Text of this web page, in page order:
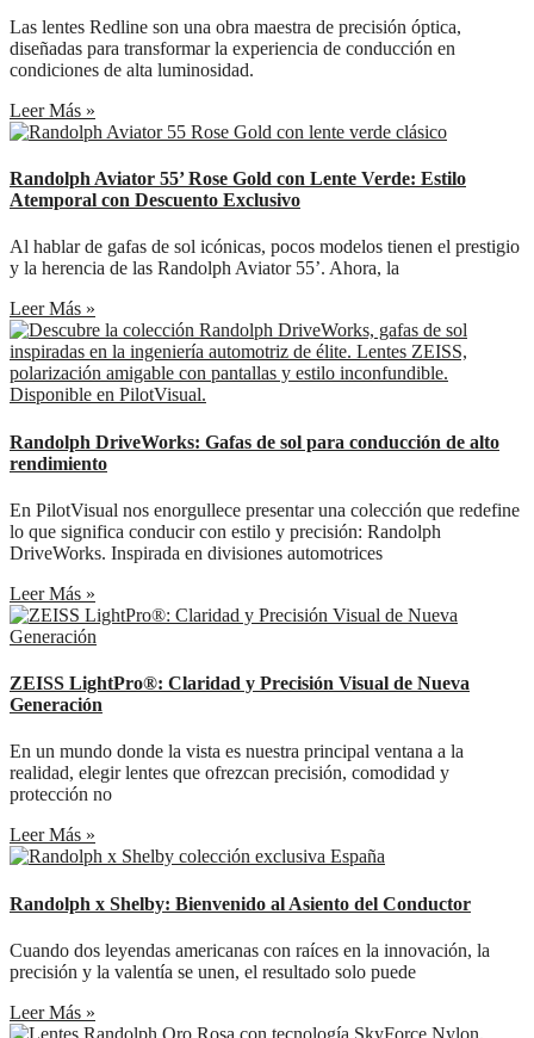
Las lentes Redline son una obra maestra de precisión óptica,
diseñadas para transformar la experiencia de conducción en
condiciones de alta luminosidad.
Leer Más »
Randolph Aviator 55’ Rose Gold con Lente Verde: Estilo
Atemporal con Descuento Exclusivo
Al hablar de gafas de sol icónicas, pocos modelos tienen el prestigio
y la herencia de las Randolph Aviator 55’. Ahora, la
Leer Más »
Randolph DriveWorks: Gafas de sol para conducción de alto
rendimiento
En PilotVisual nos enorgullece presentar una colección que redefine
lo que significa conducir con estilo y precisión: Randolph
DriveWorks. Inspirada en divisiones automotrices
Leer Más »
ZEISS LightPro®: Claridad y Precisión Visual de Nueva
Generación
En un mundo donde la vista es nuestra principal ventana a la
realidad, elegir lentes que ofrezcan precisión, comodidad y
protección no
Leer Más »
Randolph x Shelby: Bienvenido al Asiento del Conductor
Cuando dos leyendas americanas con raíces en la innovación, la
precisión y la valentía se unen, el resultado solo puede
Leer Más »